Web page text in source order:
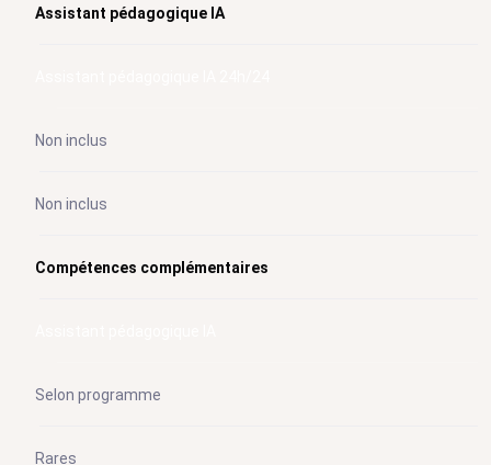
Assistant pédagogique IA
Non inclus
Non inclus
Compétences complémentaires
Selon programme
Rares